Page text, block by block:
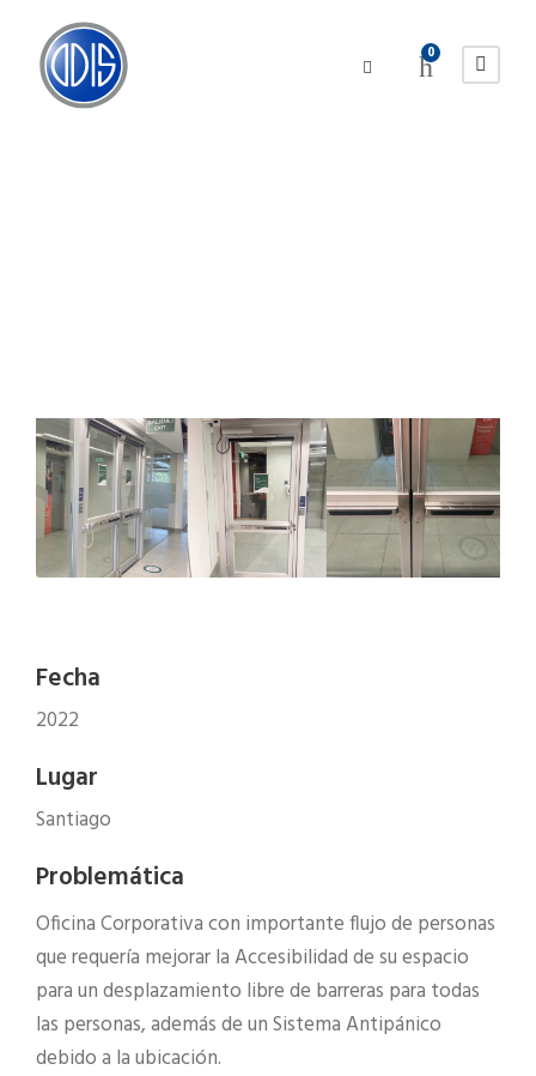
0
Fecha
2022
Lugar
Santiago
Problemática
Oficina Corporativa con importante flujo de personas
que requería mejorar la Accesibilidad de su espacio
para un desplazamiento libre de barreras para todas
las personas, además de un Sistema Antipánico
debido a la ubicación.